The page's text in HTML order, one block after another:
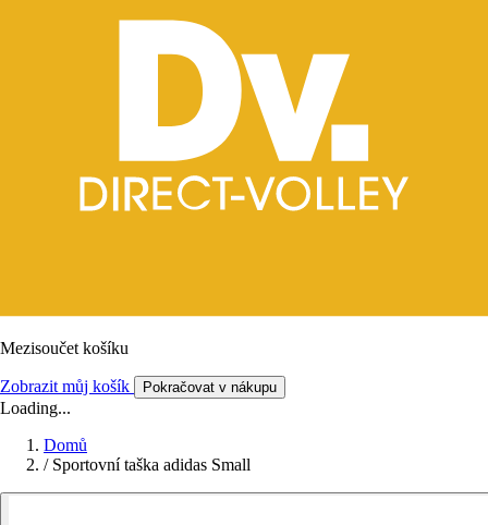
Mezisoučet košíku
Zobrazit můj košík Pokračovat v nákupu
Loading...
Domů
/ Sportovní taška adidas Small